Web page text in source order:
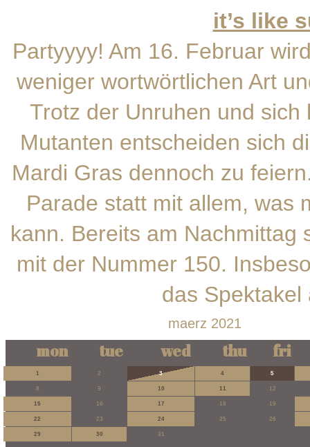
it’s like
Partyyyy! Am 16. Februar
weniger wortwörtlichen Art
Trotz der Unruhen und
Mutanten entscheiden sich
Mardi Gras dennoch zu
Parade statt mit allem, was
kann. Bereits am
mit der Nummer 150.
das
maerz 2021
mon tue wed thu fri
1 2 3 4 5
8 9 10 11 12
15 16 17 18 19
22 23 24 25 26
29 30 31